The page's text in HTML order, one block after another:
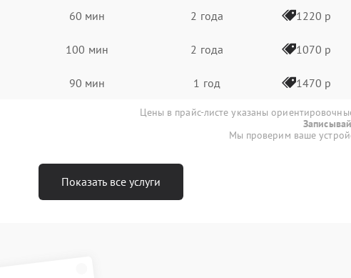
60 мин 2 года 1220 р
100 мин 2 года 1070 р
90 мин 1 год 1470 р
Цены в прайс-листе указаны
Мы проверим ваше
Показать все услуги